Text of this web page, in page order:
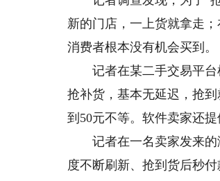
新的门店，一上货就拿走
消费者根本没有机会买到。
记者在某二手交易平台
抢补货，基本无延迟，抢
到50元不等。软件卖家还
记者在一名卖家发来的
度不断刷新、抢到货后秒